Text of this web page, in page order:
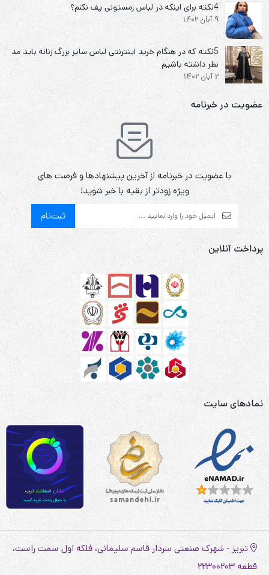
4نکته برای اینکه در لباس زمستونی پف نکنم؟
9 آبان 1402
5نکته که در هنگام خرید اینترنتی لباس سایز بزرگ زنانه باید مد
نظر داشته باشیم
2 آبان 1402
عضویت در خبرنامه
با عضویت در خبرنامه از آخرین پیشنهادها و فرصت های
ویژه زودتر از بقیه با خبر شوید!
ثبت‌نام
پرداخت آنلاین
نمادهای سایت
تبریز - شهرک صنعتی سردار قاسم سلیمانی، فلکه اول سمت راست،
قطعه 22300203